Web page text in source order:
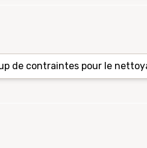
de contraintes pour le